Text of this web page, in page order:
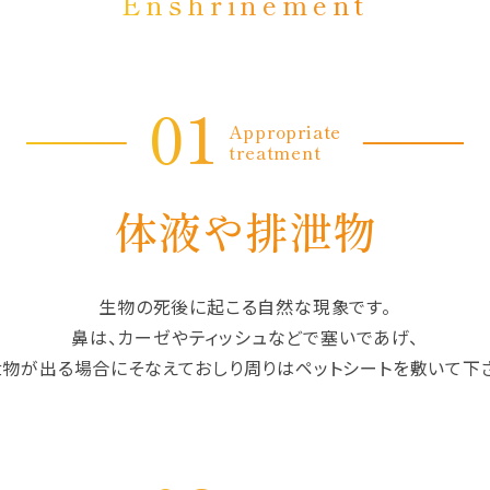
01 Appropriate
treatment
体液や排泄物
生物の死後に起こる自然な現象です。
鼻は、カーゼやティッシュなどで塞いであげ、
が出る場合にそなえておしり周りはペットシートを敷いて下